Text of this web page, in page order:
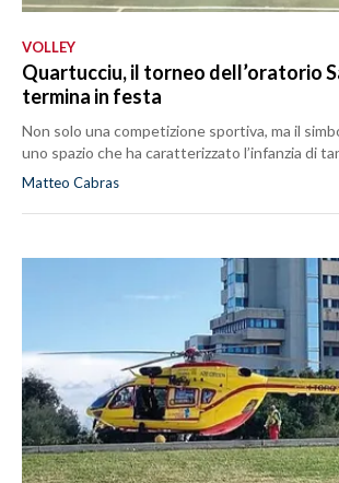
VOLLEY
Quartucciu, il torneo dell’oratorio
termina in festa
Non solo una competizione sportiva, ma il
uno spazio che ha caratterizzato l’infanzia di
Matteo Cabras